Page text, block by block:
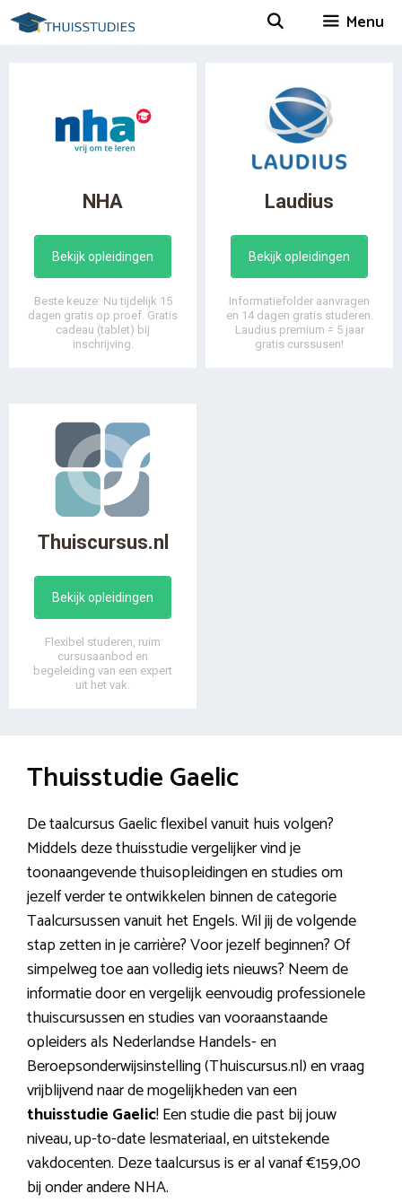
Spring
naar
Menu
NHA
Bekijk opleidingen
Beste keuze: Nu tijdelijk 15
dagen gratis op proef. Gratis
cadeau (tablet) bij
inschrijving.
Laudius
Bekijk opleidingen
Informatiefolder aanvragen
en 14 dagen gratis studeren.
Laudius premium = 5 jaar
gratis curssusen!
Thuiscursus.nl
Bekijk opleidingen
Flexibel studeren, ruim
cursusaanbod en
begeleiding van een expert
uit het vak.
Thuisstudie Gaelic
De taalcursus Gaelic flexibel vanuit huis volgen?
Middels deze thuisstudie vergelijker vind je
toonaangevende thuisopleidingen en studies om
jezelf verder te ontwikkelen binnen de categorie
Taalcursussen vanuit het Engels. Wil jij de volgende
stap zetten in je carrière? Voor jezelf beginnen? Of
simpelweg toe aan volledig iets nieuws? Neem de
informatie door en vergelijk eenvoudig professionele
thuiscursussen en studies van vooraanstaande
opleiders als Nederlandse Handels- en
Beroepsonderwijsinstelling (Thuiscursus.nl) en vraag
vrijblijvend naar de mogelijkheden van een
thuisstudie Gaelic! Een studie die past bij jouw
niveau, up-to-date lesmateriaal, en uitstekende
vakdocenten. Deze taalcursus is er al vanaf €159,00
bij onder andere NHA.